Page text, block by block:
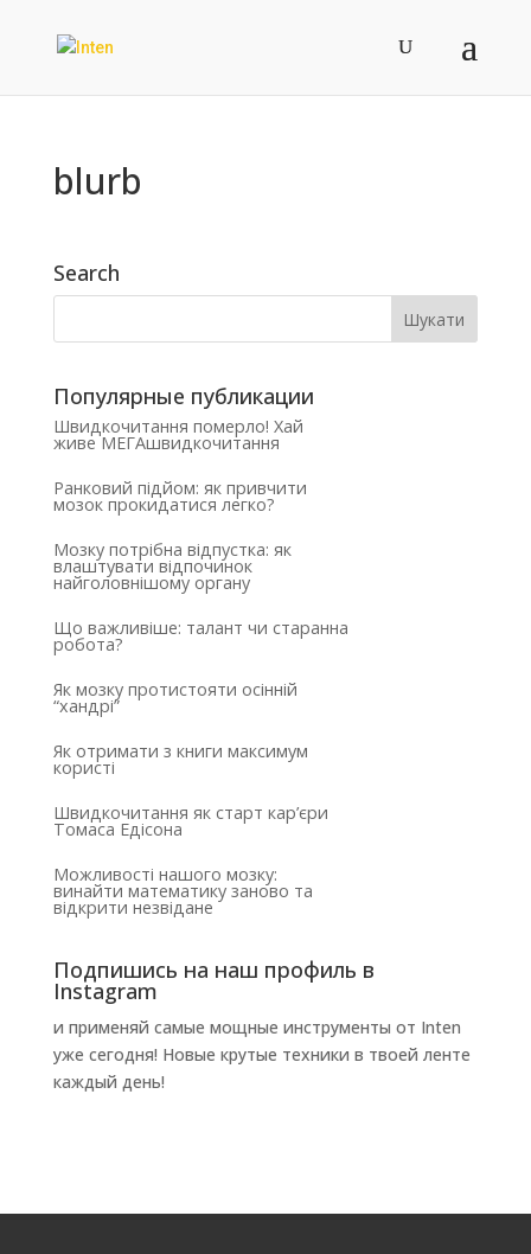
blurb
Search
Популярные публикации
Швидкочитання померло! Хай
живе МЕГАшвидкочитання
Ранковий підйом: як привчити
мозок прокидатися легко?
Мозку потрібна відпустка: як
влаштувати відпочинок
найголовнішому органу
Що важливіше: талант чи старанна
робота?
Як мозку протистояти осінній
“хандрі”
Як отримати з книги максимум
користі
Швидкочитання як старт кар’єри
Томаса Едісона
Можливості нашого мозку:
винайти математику заново та
відкрити незвідане
Подпишись на наш профиль в
Instagram
и применяй самые мощные инструменты от Inten
уже сегодня! Новые крутые техники в твоей ленте
каждый день!